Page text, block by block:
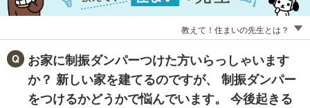
教えて！住まいの先生とは？
お家に制振ダンパーつけた方いらっしゃいます
か？ 新しい家を建てるのですが、 制振ダンパー
をつけるかどうかで悩んでいます。 今後起きる